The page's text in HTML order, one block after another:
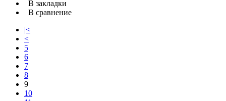
В закладки
В сравнение
|<
<
5
6
7
8
9
10